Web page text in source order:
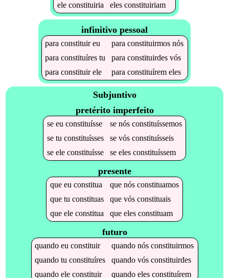
ele constituiria eles constituiriam
infinitivo pessoal
paraconstituireu paraconstituirmos nós
paraconstituíres tu paraconstituirdes vós
paraconstituirele paraconstituírem eles
Subjuntivo
pretérito imperfeito
se eu constituísse se nós constituíssemos
se tu constituísses se vós constituísseis
se ele constituísse se eles constituíssem
presente
que eu constitua que nós constituamos
que tu constituas que vós constituais
que ele constitua que eles constituam
futuro
quandoeuconstituir quandonósconstituirmos
quandotuconstituíres quandovósconstituirdes
quandoeleconstituir quandoelesconstituírem